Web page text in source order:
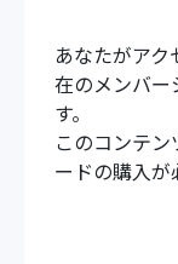
あなたがア
在のメンバー
す。
このコンテ
ードの購入が